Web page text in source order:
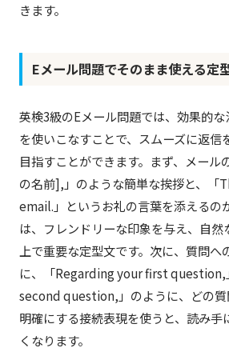
きます。
Eメール問題でそのまま使える定
英検3級のEメール問題では、効果的
を使いこなすことで、スムーズに返信
目指すことができます。まず、メー
の名前],」のような簡単な挨拶と、「
email.」というお礼の言葉を添えるの
は、フレンドリーな印象を与え、自然
上で重要な定型文です。次に、質問へ
に、「Regarding your first question,
second question,」のように、どの質
明確にする接続表現を使うと、読み手
くなります。